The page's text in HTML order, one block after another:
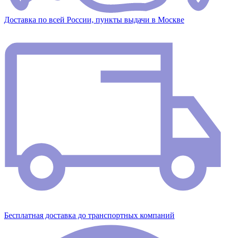
Доставка по всей России, пункты выдачи в Москве
Бесплатная доставка до транспортных компаний